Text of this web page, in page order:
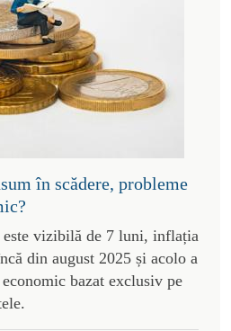
în scădere, probleme
este vizibilă de 7 luni, inflația
din august 2025 și acolo a
bazat exclusiv pe